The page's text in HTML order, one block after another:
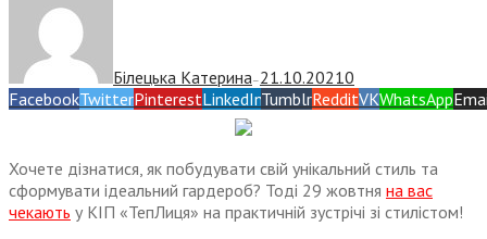
Білецька Катерина— 21.10.20210
FacebookTwitterPinterestLinkedInTumblrRedditVKWhatsApp
Хочете дізнатися, як побудувати свій унікальний стиль та
сформувати ідеальний гардероб? Тоді 29 жовтня на вас
чекають у КІП «ТепЛиця» на практичній зустрічі зі стилістом!